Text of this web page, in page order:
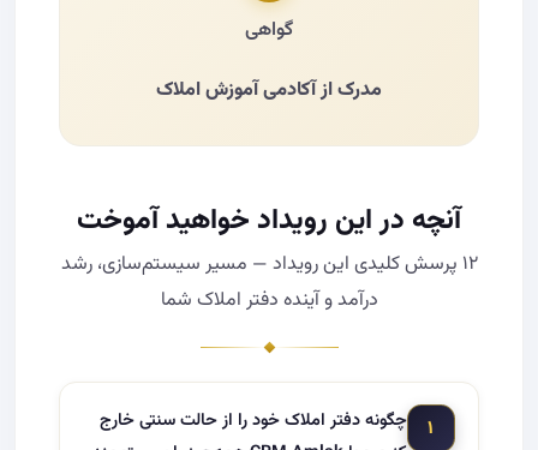
گواهی
مدرک از آکادمی آموزش املاک
آنچه در این رویداد خواهید آموخت
۱۲ پرسش کلیدی این رویداد — مسیر سیستم‌سازی، رشد
درآمد و آینده دفتر املاک شما
۱
چگونه دفتر املاک خود را از حالت سنتی خارج